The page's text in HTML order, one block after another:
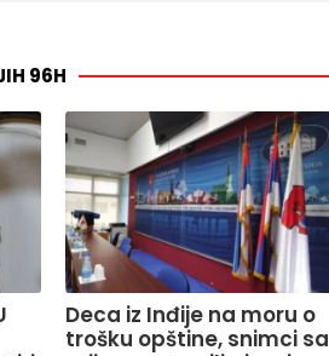
96H
Deca iz Inđije na moru o
trošku opštine, snimci sa